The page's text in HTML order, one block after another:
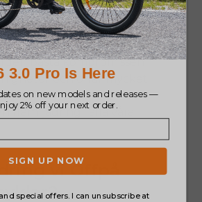
vi att du väljer en
en framgaffel –
den bästa kompromissen
ochoffär mycket
vi på Engwe
framfjädring i alla våra
viOffpå